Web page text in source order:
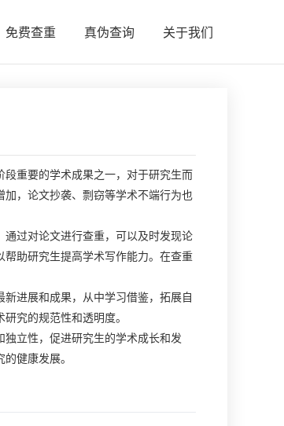
免费查重 真伪查询 关于我们
重要的学术成果之一，对于研究生而
，论文抄袭、剽窃等学术不端行为也
过对论文进行查重，可以及时发现论
助研究生提高学术写作能力。在查重
进展和成果，从中学习借鉴，拓展自
究的规范性和透明度。
立性，促进研究生的学术成长和发
健康发展。